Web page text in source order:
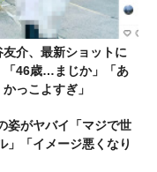
友介、最新ショットに
「46歳…まじか」「あ
っこよすぎ」
姿がヤバイ「マジで世
」「イメージ悪くなり